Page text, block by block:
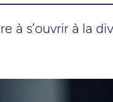
à s’ouvrir à la